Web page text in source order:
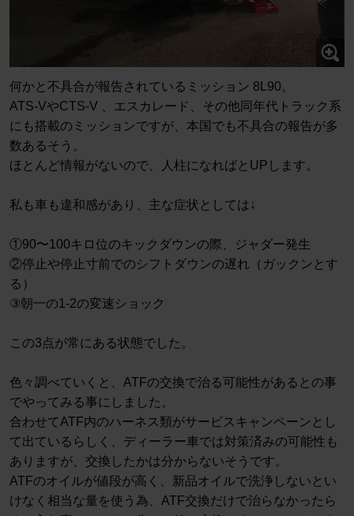
何かと不具合が報告されているミッション 8L90。
ATS-VやCTS-V 、エスカレード、その他同年代トラック系
にも搭載のミッションですが、本国でも不具合の報告が多
数あるそう。
ほとんど情報がないので、人柱になればとUPします。
私も車も違和感があり、主な症状としては↓
①90〜100キロ位のキックダウンの際、ジャダー発生
②停止や停止寸前でのシフトダウンの遅れ（ガックンとす
る）
③朝一の1-2の変速ショック
この3点が常にある状態でした。
色々調べていくと、ATFの交換で治る可能性があるとの事
でやってみる事にしました。
合わせてATF内のハーネス類がサービスキャンペーンとし
て出ているらしく、ディーラー車では対策済みの可能性も
ありますが、交換したかは分からないそうです。
ATFのオイルが値段が高く、新品オイルで洗浄しないとい
けなく相当な量を使う為、ATF交換だけで治らなかったら